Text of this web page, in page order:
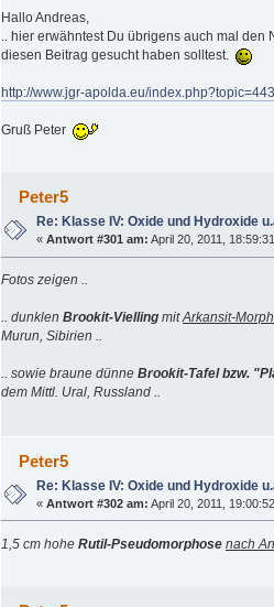
Hallo Andreas,
.. hier erwähntest Du übrigens auch mal den
diesen Beitrag gesucht haben solltest.
http://www.jgr-apolda.eu/
Gruß Peter
Peter5
Re: Klasse IV: Oxide und Hydroxide
«Antwort #301 am: April 20, 2011,
Fotos zeigen ..
.. dunklen Brookit-Vielling mitArkansit-
Murun, Sibirien ..
.. sowie braune dünne Brookit-Tafel bzw.
dem Mittl. Ural, Russland ..
Peter5
Re: Klasse IV: Oxide und Hydroxide
«Antwort #302 am: April 20, 2011,
1,5 cm hohe Rutil-Pseudomorphose nach